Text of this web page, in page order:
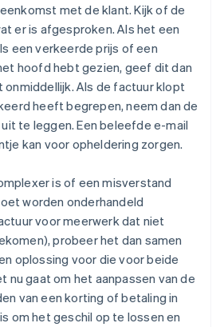
met de klant. Kijk of de
er is afgesproken. Als het een
een verkeerde prijs of een
hoofd hebt gezien, geef dit dan
onmiddellijk. Als de factuur klopt
heeft begrepen, neem dan de
te leggen. Een beleefde e-mail
kan voor opheldering zorgen.
is of een misverstand
worden onderhandeld
voor meerwerk dat niet
probeer het dan samen
oplossing voor die voor beide
nu gaat om het aanpassen van de
van een korting of betaling in
om het geschil op te lossen en